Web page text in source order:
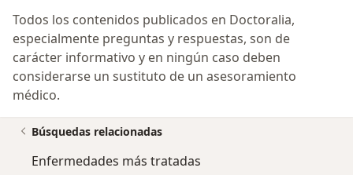
Todos los contenidos publicados en Doctoralia,
especialmente preguntas y respuestas, son de
carácter informativo y en ningún caso deben
considerarse un sustituto de un asesoramiento
médico.
Búsquedas relacionadas
Enfermedades más tratadas